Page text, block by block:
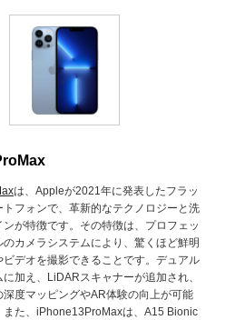
は、Appleが2021年に発表したフラッ
トフォンで、革新的なテクノロジーと洗
が特徴です。その特徴は、プロフェッ
のカメラシステムにより、驚くほど鮮明
ビデオを撮影できることです。デュアル
加え、LiDARスキャナーが追加され、
深度マッピングやAR体験の向上が可能
また、iPhone13ProMaxは、A15 Bionic